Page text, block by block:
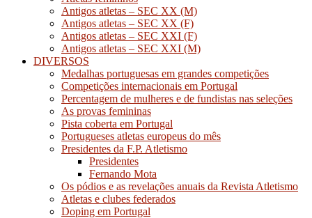
Antigos atletas – SEC XX (M)
Antigos atletas – SEC XX (F)
Antigos atletas – SEC XXI (F)
Antigos atletas – SEC XXI (M)
DIVERSOS
Medalhas portuguesas em grandes competições
Competições internacionais em Portugal
Percentagem de mulheres e de fundistas nas seleções
As provas femininas
Pista coberta em Portugal
Portugueses atletas europeus do mês
Presidentes da F.P. Atletismo
Presidentes
Fernando Mota
Os pódios e as revelações anuais da Revista Atletismo
Atletas e clubes federados
Doping em Portugal